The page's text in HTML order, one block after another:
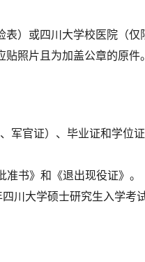
）或四川大学校医院（仅
照片且为加盖公章的原件。
军官证）、毕业证和学位
书》和《退出现役证》。
川大学硕士研究生入学考